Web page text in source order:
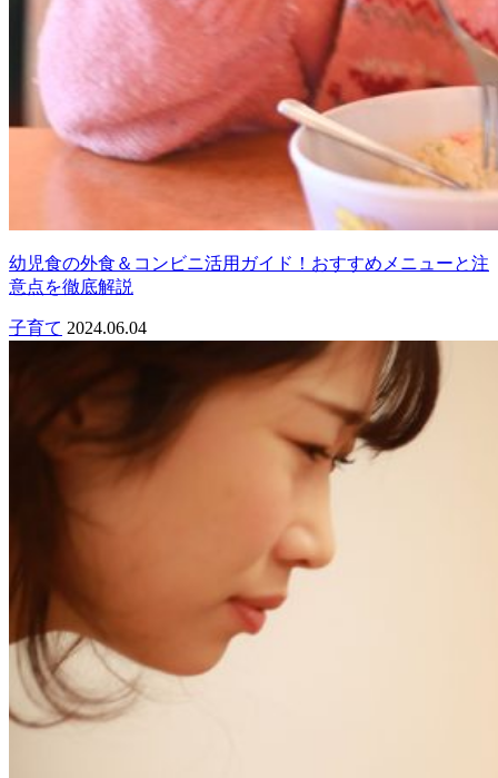
幼児食の外食＆コンビニ活用ガイド！おすすめメニューと注
意点を徹底解説
子育て 2024.06.04